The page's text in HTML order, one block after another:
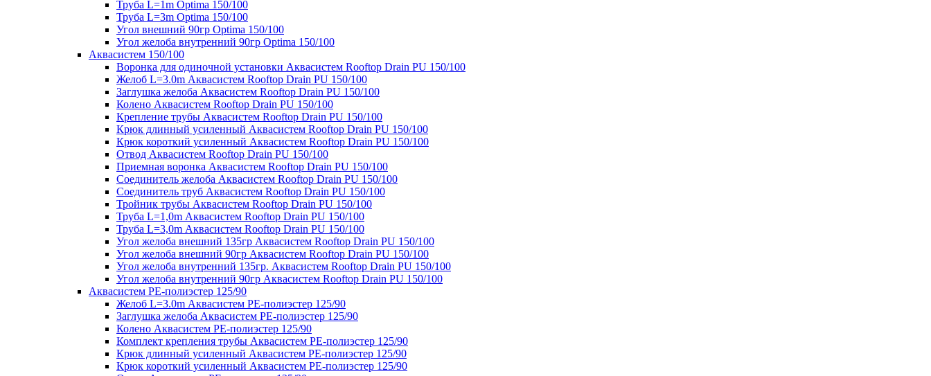
Труба L=1m Optima 150/100
Труба L=3m Optima 150/100
Угол внешний 90гр Optima 150/100
Угол желоба внутренний 90гр Optima 150/100
Аквасистем 150/100
Воронка для одиночной установки Аквасистем Rooftop Drain PU 150/100
Желоб L=3.0m Аквасистем Rooftop Drain PU 150/100
Заглушка желоба Аквасистем Rooftop Drain PU 150/100
Колено Аквасистем Rooftop Drain PU 150/100
Крепление трубы Аквасистем Rooftop Drain PU 150/100
Крюк длинный усиленный Аквасистем Rooftop Drain PU 150/100
Крюк короткий усиленный Аквасистем Rooftop Drain PU 150/100
Отвод Аквасистем Rooftop Drain PU 150/100
Приемная воронка Аквасистем Rooftop Drain PU 150/100
Соединитель желоба Аквасистем Rooftop Drain PU 150/100
Соединитель труб Аквасистем Rooftop Drain PU 150/100
Тройник трубы Аквасистем Rooftop Drain PU 150/100
Труба L=1,0m Аквасистем Rooftop Drain PU 150/100
Труба L=3,0m Аквасистем Rooftop Drain PU 150/100
Угол желоба внешний 135гр Аквасистем Rooftop Drain PU 150/100
Угол желоба внешний 90гр Аквасистем Rooftop Drain PU 150/100
Угол желоба внутренний 135гр. Аквасистем Rooftop Drain PU 150/100
Угол желоба внутренний 90гр Аквасистем Rooftop Drain PU 150/100
Аквасистем PE-полиэстер 125/90
Желоб L=3.0m Аквасистем PE-полиэстер 125/90
Заглушка желоба Аквасистем PE-полиэстер 125/90
Колено Аквасистем PE-полиэстер 125/90
Комплект крепления трубы Аквасистем PE-полиэстер 125/90
Крюк длинный усиленный Аквасистем PE-полиэстер 125/90
Крюк короткий усиленный Аквасистем PE-полиэстер 125/90